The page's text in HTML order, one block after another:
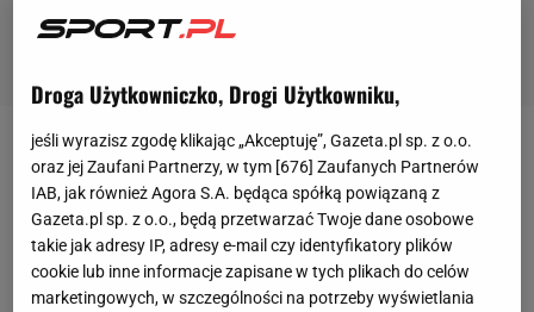
Werder Brema, który szczęśliwie utrzymał się w
Bundeslidzepo meczach z Heidenheim (0:0 u siebie,
2:2 na wyjeździe), chciałby pozyskaćKamila
Jóźwiaka . "To ekscytujący zawodnik. W zeszłym
sezonie rozegrał 35 z 37 możliwych meczów w
Droga Użytkowniczko, Drogi Użytkowniku,
jeśli wyrazisz zgodę klikając „Akceptuję”, Gazeta.pl sp. z o.o.
oraz jej Zaufani Partnerzy, w tym [676] Zaufanych Partnerów
IAB, jak również Agora S.A. będąca spółką powiązaną z
Gazeta.pl sp. z o.o., będą przetwarzać Twoje dane osobowe
takie jak adresy IP, adresy e-mail czy identyfikatory plików
cookie lub inne informacje zapisane w tych plikach do celów
marketingowych, w szczególności na potrzeby wyświetlania